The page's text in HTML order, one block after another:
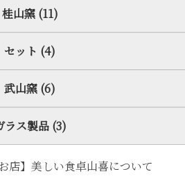
桂山窯 (11)
セット (4)
武山窯 (6)
ラス製品 (3)
店】美しい食卓山喜について